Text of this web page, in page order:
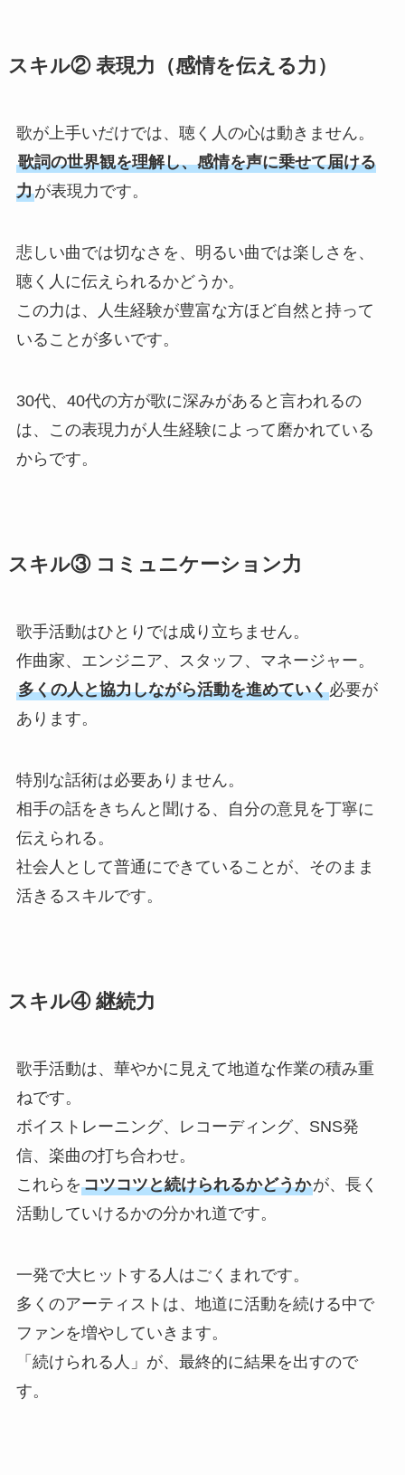
TOP
ABOUT
ARTISTS
VIDEO
AUDITION
スキル② 表現力（感情を伝える力）
歌が上手いだけでは、聴く人の心は動きません。
歌詞の世界観を理解し、感情を声に乗せて届ける
力が表現力です。
悲しい曲では切なさを、明るい曲では楽しさを、
聴く人に伝えられるかどうか。
この力は、人生経験が豊富な方ほど自然と持って
いることが多いです。
30代、40代の方が歌に深みがあると言われるの
は、この表現力が人生経験によって磨かれている
からです。
スキル③ コミュニケーション力
歌手活動はひとりでは成り立ちません。
作曲家、エンジニア、スタッフ、マネージャー。
多くの人と協力しながら活動を進めていく必要が
あります。
特別な話術は必要ありません。
相手の話をきちんと聞ける、自分の意見を丁寧に
伝えられる。
社会人として普通にできていることが、そのまま
活きるスキルです。
スキル④ 継続力
歌手活動は、華やかに見えて地道な作業の積み重
ねです。
ボイストレーニング、レコーディング、SNS発
信、楽曲の打ち合わせ。
これらをコツコツと続けられるかどうかが、長く
活動していけるかの分かれ道です。
一発で大ヒットする人はごくまれです。
多くのアーティストは、地道に活動を続ける中で
ファンを増やしていきます。
「続けられる人」が、最終的に結果を出すので
す。